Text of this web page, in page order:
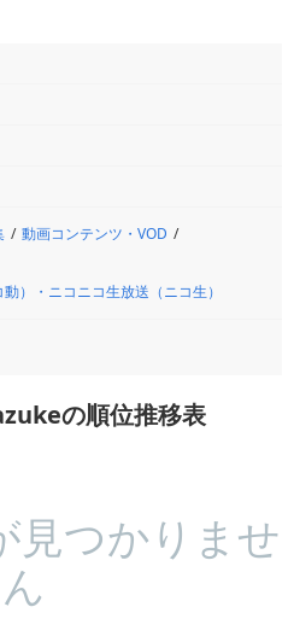
動画コンテンツ・VOD
）・ニコニコ生放送（ニコ生）
の順位推移表
見つかりませ
ん